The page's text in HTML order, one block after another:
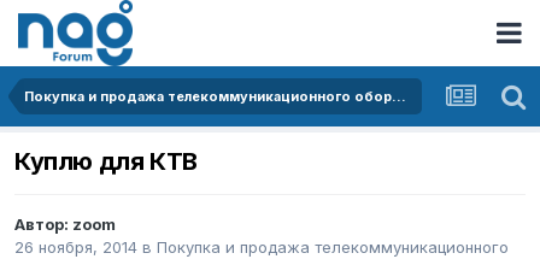
Покупка и продажа телекоммуникационного оборудования
Куплю для КТВ
Автор: zoom
26 ноября, 2014 в Покупка и продажа телекоммуникационного